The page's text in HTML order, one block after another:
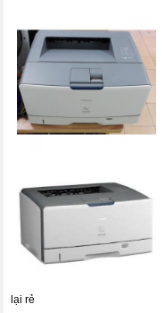
lại rẻ